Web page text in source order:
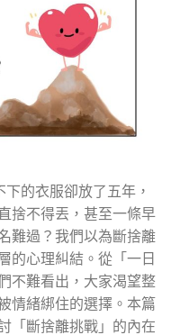
的衣服卻放了五年，
捨不得丟，甚至一條早
難過？我們以為斷捨離
的心理糾結。從「一日
不難看出，大家渴望整
情緒綁住的選擇。本篇
「斷捨離挑戰」的內在